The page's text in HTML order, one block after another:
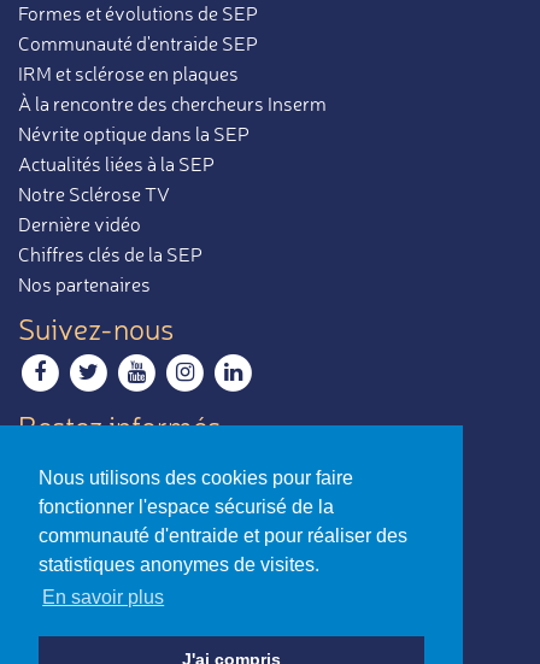
Nous utilisons des cookies pour faire
fonctionner l'espace sécurisé de la
communauté d'entraide et pour réaliser des
statistiques anonymes de visites.
En savoir plus
J'ai compris
Formes et évolutions de SEP
Communauté d'entraide SEP
IRM et sclérose en plaques
À la rencontre des chercheurs Inserm
Névrite optique dans la SEP
Actualités liées à la SEP
Notre Sclérose TV
Dernière vidéo
Chiffres clés de la SEP
Nos partenaires
Suivez-nous
Restez informés
Contactez-nous
Envoyer un e-mail
La sclérose en plaques,
par ceux qui en parlent le mieux.